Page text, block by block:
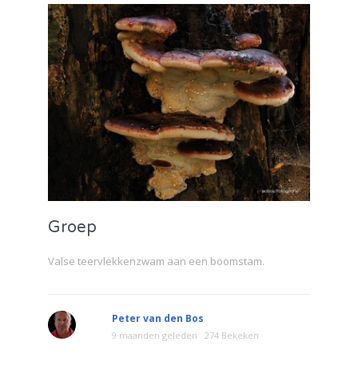
Groep
Valse teervlekkenzwam aan een boomstam.
Peter van den Bos
9 maanden geleden 274 Bekeken